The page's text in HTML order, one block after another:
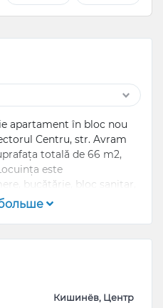
apartament în bloc nou
Centru, str. Avram
totală de 66 m2,
este
bucătărie, bloc sanitar,
Кишинёв, Центр